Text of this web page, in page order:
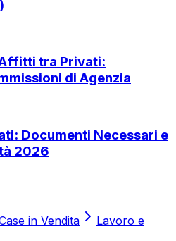
tra Privati:
di Agenzia
Documenti Necessari e
2026
in Vendita
Lavoro e